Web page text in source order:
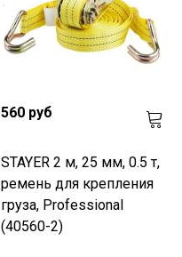
560 руб
STAYER 2 м, 25 мм, 0.5 т,
ремень для крепления
груза, Professional
(40560-2)